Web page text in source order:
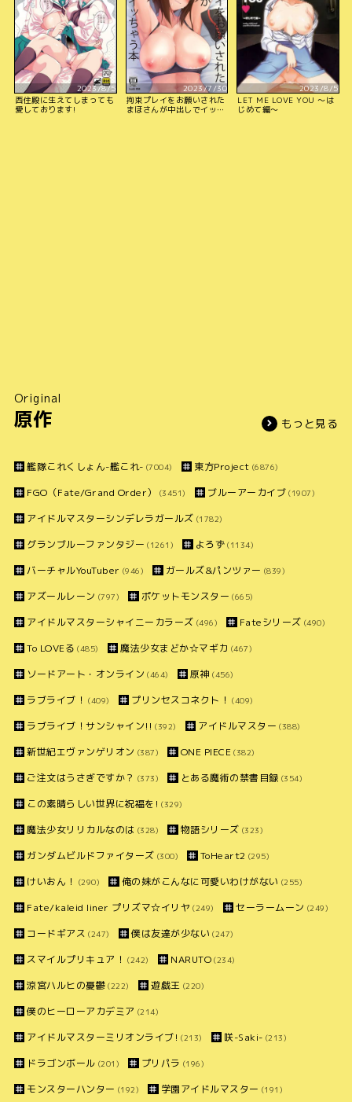
2023/8/5
西住殿に生えてしまっても
愛しております!
2023/7/30
拘束プレイをお願いされた
まほさんが中出しでイッち
2023/8/5
LET ME LOVE YOU ～は
じめて編～
Original
原作 もっと見る
艦隊これくしょん-艦これ- (7004) 東方Project (6876)
FGO（Fate/Grand Order） (3451) ブルーアーカイブ (1907)
アイドルマスターシンデレラガールズ (1782)
グランブルーファンタジー (1261) よろず (1134)
バーチャルYouTuber (946) ガールズ&パンツァー (839)
アズールレーン (797) ポケットモンスター (665)
アイドルマスターシャイニーカラーズ (496) Fateシリーズ (490)
To LOVEる (485) 魔法少女まどか☆マギカ (467)
ソードアート・オンライン (464) 原神 (456)
ラブライブ！ (409) プリンセスコネクト！ (409)
ラブライブ！サンシャイン!! (392) アイドルマスター (388)
新世紀エヴァンゲリオン (387) ONE PIECE (382)
ご注文はうさぎですか？ (373) とある魔術の禁書目録 (354)
この素晴らしい世界に祝福を! (329)
魔法少女リリカルなのは (328) 物語シリーズ (323)
ガンダムビルドファイターズ (300) ToHeart2 (295)
けいおん！ (290) 俺の妹がこんなに可愛いわけがない (255)
Fate/kaleid liner プリズマ☆イリヤ (249) セーラームーン (249)
コードギアス (247) 僕は友達が少ない (247)
スマイルプリキュア！ (242) NARUTO (234)
涼宮ハルヒの憂鬱 (222) 遊戯王 (220)
僕のヒーローアカデミア (214)
アイドルマスターミリオンライブ! (213) 咲-Saki- (213)
ドラゴンボール (201) プリパラ (196)
モンスターハンター (192) 学園アイドルマスター (191)